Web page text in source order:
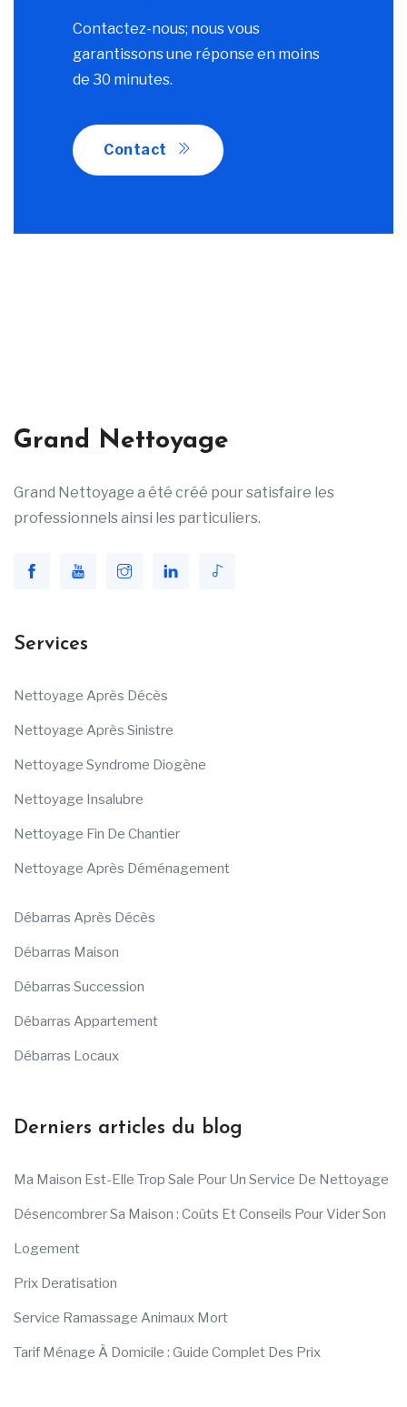
Contactez-nous; nous vous
garantissons une réponse en moins
de 30 minutes.
Contact
Grand Nettoyage
Grand Nettoyage a été créé pour satisfaire les
professionnels ainsi les particuliers.
Services
Nettoyage Après Décès
Nettoyage Après Sinistre
Nettoyage Syndrome Diogène
Nettoyage Insalubre
Nettoyage Fin De Chantier
Nettoyage Après Déménagement
Débarras Après Décès
Débarras Maison
Débarras Succession
Débarras Appartement
Débarras Locaux
Derniers articles du blog
Ma Maison Est-Elle Trop Sale Pour Un Service De Nettoyage
Désencombrer Sa Maison : Coûts Et Conseils Pour Vider Son
Logement
Prix Deratisation
Service Ramassage Animaux Mort
Tarif Ménage À Domicile : Guide Complet Des Prix